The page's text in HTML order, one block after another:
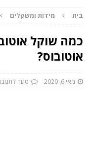
בית מידות ומשקלים
כמה שוקל
אוטובוס?
מאי 6, 2020 סגור